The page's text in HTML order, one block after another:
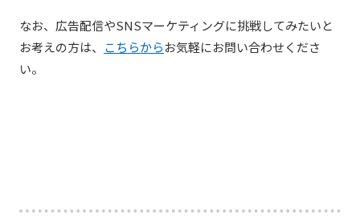
なお、広告配信やSNSマーケティングに挑戦してみたいと
お考えの方は、 こちらからお気軽にお問い合わせくださ
い。